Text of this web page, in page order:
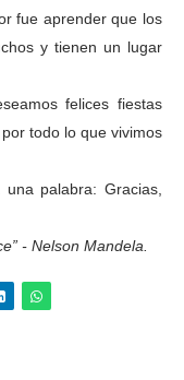
fue aprender que los
y tienen un lugar
felices fiestas
todo lo que vivimos
palabra: Gracias,
- Nelson Mandela.